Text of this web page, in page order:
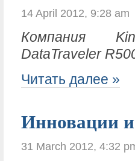
14 April 2012, 9:28 am
Компания
DataTraveler
Читать далее »
Инновации
31 March 2012, 4:32